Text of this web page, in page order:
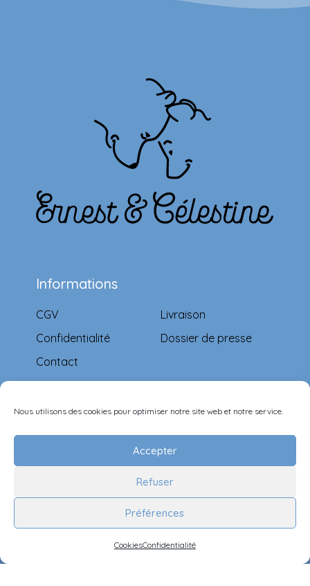
Nous utilisons des cookies pour optimiser notre site web et notre service.
Accepter
Refuser
Préférences
CookiesConfidentialité
Informations
CGV
Confidentialité
Contact
Livraison
Dossier de presse